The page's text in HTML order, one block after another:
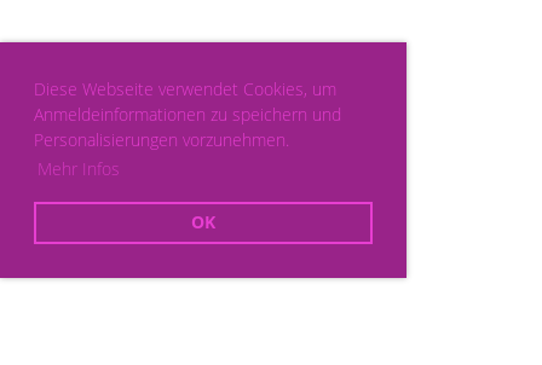
Diese Webseite verwendet Cookies, um
Anmeldeinformationen zu speichern und
Personalisierungen vorzunehmen.
Mehr Infos
OK